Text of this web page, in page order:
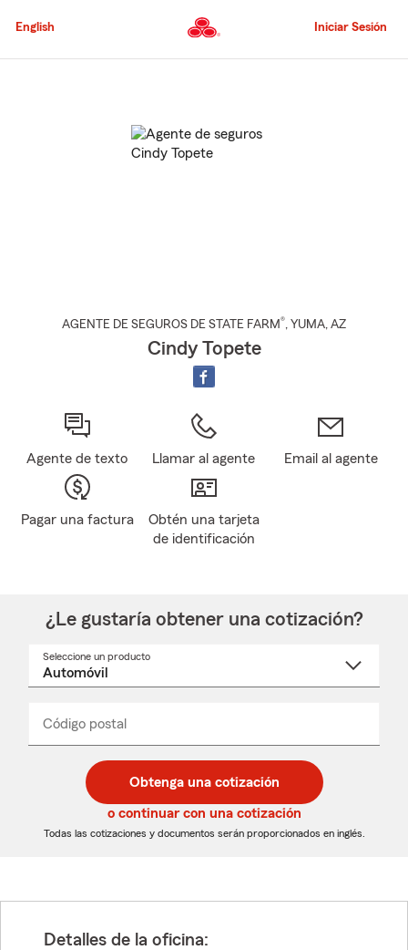
al
principal
English Iniciar Sesión
AGENTE DE SEGUROS DE STATE FARM®, YUMA, AZ
Cindy Topete
Agente de texto Llamar al agente Email al agente
Pagar una factura
Obtén una tarjeta
de identificación
¿Le gustaría obtener una cotización?
Seleccione un producto
desplegable
Código postal
de
5
dígitos
de
5
dígitos
_____
Obtenga una cotización
o continuar con una cotización
Todas las cotizaciones y documentos serán proporcionados en inglés.
Detalles de la oficina: